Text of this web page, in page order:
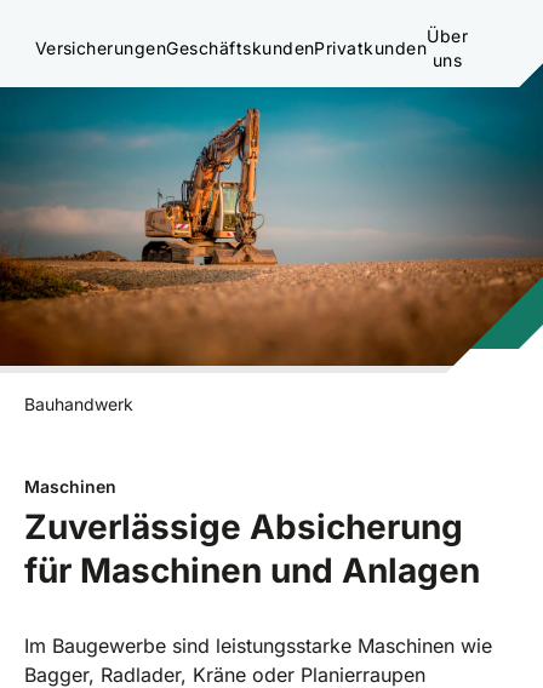
VersicherungenGeschäftskundenPrivatkunden
Über
uns
Bauhandwerk
Maschinen
Zuverlässige Absicherung
für Maschinen und Anlagen
Im Baugewerbe sind leistungsstarke Maschinen wie
Bagger, Radlader, Kräne oder Planierraupen